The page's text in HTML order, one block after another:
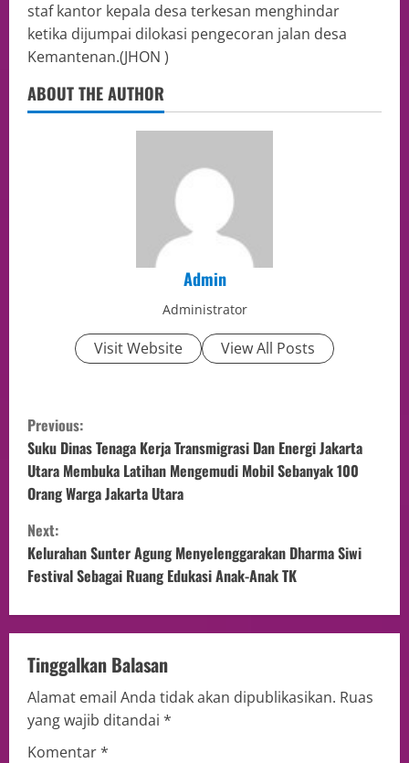
staf kantor kepala desa terkesan menghindar
ketika dijumpai dilokasi pengecoran jalan desa
Kemantenan.(JHON )
ABOUT THE AUTHOR
Admin
Administrator
Visit Website View All Posts
Previous:
Suku Dinas Tenaga Kerja Transmigrasi Dan Energi Jakarta
Utara Membuka Latihan Mengemudi Mobil Sebanyak 100
Orang Warga Jakarta Utara
Next:
Kelurahan Sunter Agung Menyelenggarakan Dharma Siwi
Festival Sebagai Ruang Edukasi Anak-Anak TK
Tinggalkan Balasan
Alamat email Anda tidak akan dipublikasikan. Ruas
yang wajib ditandai *
Komentar*